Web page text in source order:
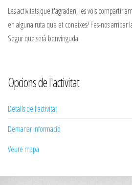
Les activitats que t'agraden, les vols compartir
en alguna ruta que et coneixes? Fes-nos arribar
Segur que serà benvinguda!
Opcions de l'activitat
Detalls de l'activitat
Demanar informació
Veure mapa